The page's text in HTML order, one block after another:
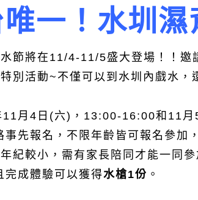
一！水圳濕
節將在11/4-11/5盛大登場！！邀
別活動~不僅可以到水圳內戲水，
月4日(六)，13:00-16:00和11
先報名，不限年齡皆可報名參加
紀較小，需有家長陪同才能一同參
成體驗可以獲得水槍1份 。